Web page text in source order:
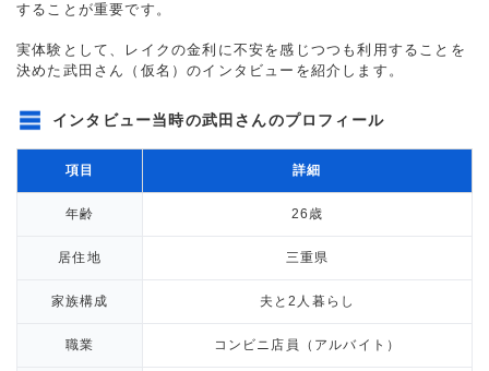
借入事実の把握
重視した点 借入スピード
することが重要です。
実体験として、レイクの金利に不安を感じつつも利用することを
決めた武田さん（仮名）のインタビューを紹介します。
インタビュー当時の武田さんのプロフィール
項目 詳細
年齢 26歳
居住地 三重県
家族構成 夫と2人暮らし
職業 コンビニ店員（アルバイト）